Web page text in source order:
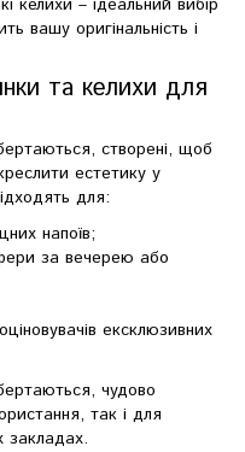
вашу оригінальність і
та келихи для
створені, щоб
естетику у
для:
напоїв;
за вечерею або
ексклюзивних
чудово
так і для
закладах.